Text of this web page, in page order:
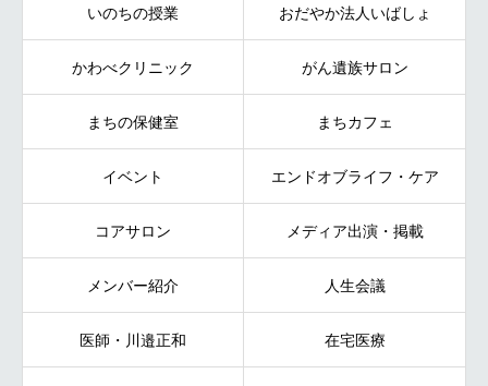
ンニング）
いのちの授業 おだやか法人いばしょ
かわべクリニック がん遺族サロン
まちの保健室 まちカフェ
イベント エンドオブライフ・ケア
コアサロン メディア出演・掲載
メンバー紹介 人生会議
医師・川邉正和 在宅医療